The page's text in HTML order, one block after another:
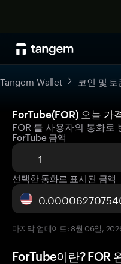
Tangem Wallet 코인 및 토
ForTube(FOR) 오늘 가
FOR 를 사용자의 통화로
ForTube 금액
선택한 통화로 표시된 금액
마지막 업데이트: 8월 06일,
ForTube이란? FOR